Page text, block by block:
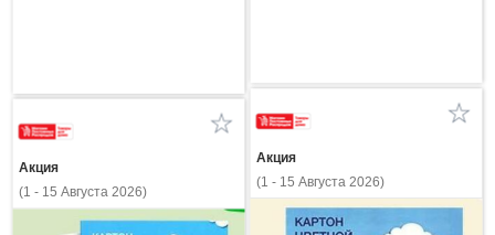
Акция
(1 - 15 Августа 2026)
Акция
(1 - 15 Августа 2026)